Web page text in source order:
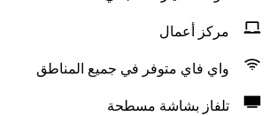
مركز أعمال
واي فاي متوفر في جميع المناطق
تلفاز بشاشة مسطحة